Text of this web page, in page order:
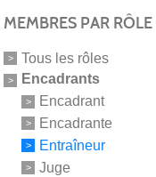
MEMBRES PAR RÔLE
Tous les rôles
Encadrants
Encadrant
Encadrante
Entraîneur
Juge